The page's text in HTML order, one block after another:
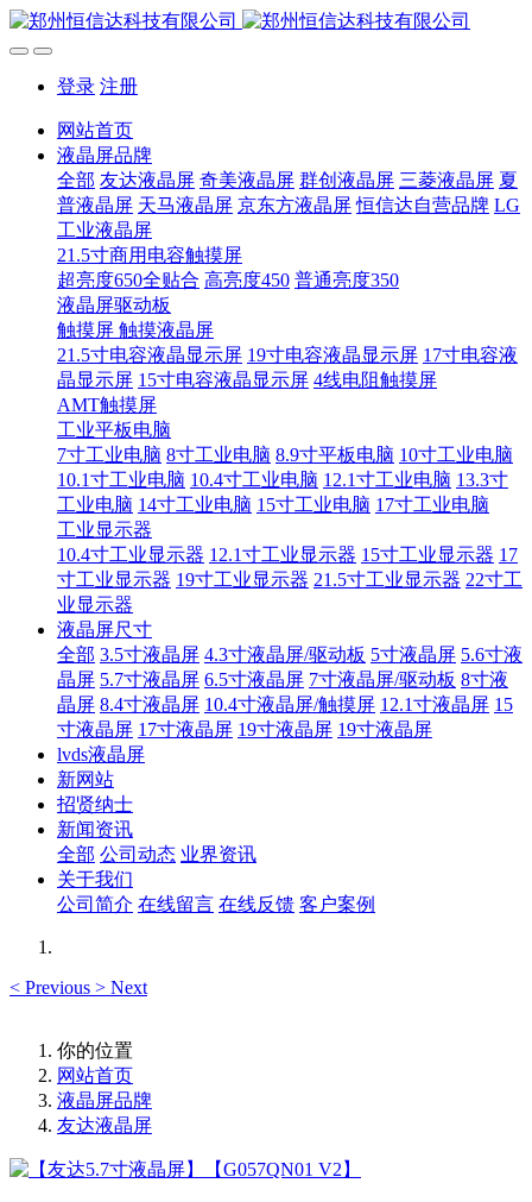
登录 注册
网站首页
液晶屏品牌
全部 友达液晶屏 奇美液晶屏 群创液晶屏 三菱液晶屏 夏
普液晶屏 天马液晶屏 京东方液晶屏 恒信达自营品牌 LG
工业液晶屏
21.5寸商用电容触摸屏
超亮度650全贴合 高亮度450 普通亮度350
液晶屏驱动板
触摸屏 触摸液晶屏
21.5寸电容液晶显示屏 19寸电容液晶显示屏 17寸电容液
晶显示屏 15寸电容液晶显示屏 4线电阻触摸屏
AMT触摸屏
工业平板电脑
7寸工业电脑 8寸工业电脑 8.9寸平板电脑 10寸工业电脑
10.1寸工业电脑 10.4寸工业电脑 12.1寸工业电脑 13.3寸
工业电脑 14寸工业电脑 15寸工业电脑 17寸工业电脑
工业显示器
10.4寸工业显示器 12.1寸工业显示器 15寸工业显示器 17
寸工业显示器 19寸工业显示器 21.5寸工业显示器 22寸工
业显示器
液晶屏尺寸
全部 3.5寸液晶屏 4.3寸液晶屏/驱动板 5寸液晶屏 5.6寸液
晶屏 5.7寸液晶屏 6.5寸液晶屏 7寸液晶屏/驱动板 8寸液
晶屏 8.4寸液晶屏 10.4寸液晶屏/触摸屏 12.1寸液晶屏 15
寸液晶屏 17寸液晶屏 19寸液晶屏 19寸液晶屏
lvds液晶屏
新网站
招贤纳士
新闻资讯
全部 公司动态 业界资讯
关于我们
公司简介 在线留言 在线反馈 客户案例
< Previous > Next
你的位置
网站首页
液晶屏品牌
友达液晶屏